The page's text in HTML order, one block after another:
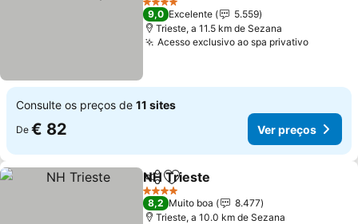
4 Estrelas
9,0 Excelente
5.559
Trieste, a 11.5 km de Sezana
Acesso exclusivo ao spa privativo
Consulte os preços de 11 sites
De € 82 Ver preços
PartilharAdicionar aos favoritos
NH Trieste
4 Estrelas
8,2 Muito boa
8.477
Trieste, a 10.0 km de Sezana